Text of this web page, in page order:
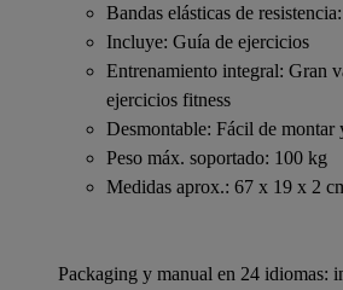
Bandas elásticas de
Incluye: Guía de ejercicios
Entrenamiento integral: Gran
ejercicios fitness
Desmontable: Fácil de montar
Peso máx. soportado: 100 kg
Medidas aprox.: 67 x 19 x 2
Packaging y manual en 24 idiomas: